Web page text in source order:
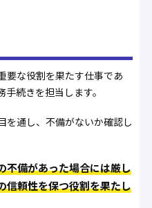
要な役割を果たす仕事であ
続きを担当します。
を通し、不備がないか確認し
不備があった場合には厳し
信頼性を保つ役割を果たし